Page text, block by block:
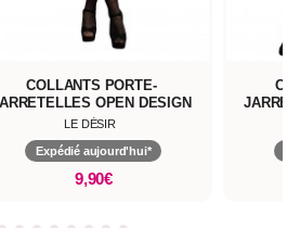
COLLANTS PORTE-
OPEN DESIGN
LE DÉSIR
Expédié aujourd'hui*
9,90€